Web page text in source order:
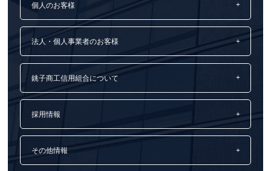
個人のお客様
法人・個人事業者のお客様
銚子商工信用組合について
採用情報
その他情報